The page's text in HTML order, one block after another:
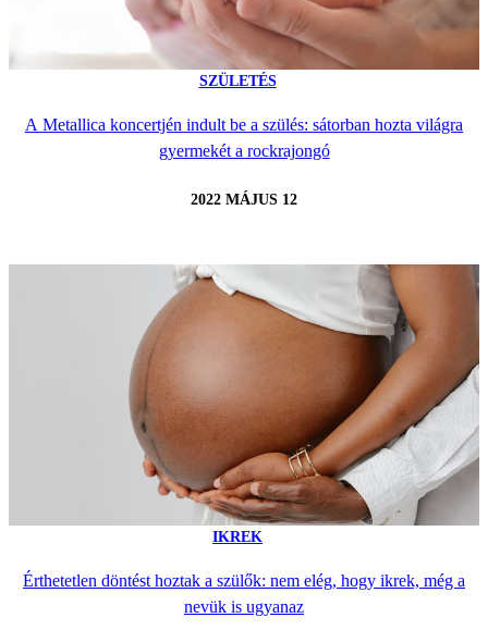
SZÜLETÉS
A Metallica koncertjén indult be a szülés: sátorban hozta világra
gyermekét a rockrajongó
2022 MÁJUS 12
IKREK
Érthetetlen döntést hoztak a szülők: nem elég, hogy ikrek, még a
nevük is ugyanaz